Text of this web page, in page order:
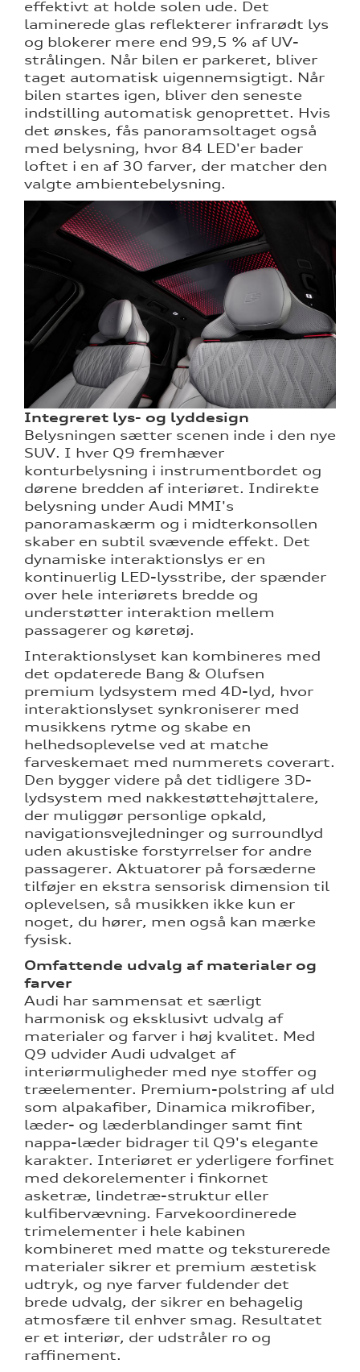
effektivt at holde solen ude. Det
laminerede glas reflekterer infrarødt lys
og blokerer mere end 99,5 % af UV-
strålingen. Når bilen er parkeret, bliver
taget automatisk uigennemsigtigt. Når
bilen startes igen, bliver den seneste
indstilling automatisk genoprettet. Hvis
det ønskes, fås panoramsoltaget også
med belysning, hvor 84 LED'er bader
loftet i en af 30 farver, der matcher den
valgte ambientebelysning.
Integreret lys- og lyddesign
Belysningen sætter scenen inde i den nye
SUV. I hver Q9 fremhæver
konturbelysning i instrumentbordet og
dørene bredden af interiøret. Indirekte
belysning under Audi MMI's
panoramaskærm og i midterkonsollen
skaber en subtil svævende effekt. Det
dynamiske interaktionslys er en
kontinuerlig LED-lysstribe, der spænder
over hele interiørets bredde og
understøtter interaktion mellem
passagerer og køretøj.
Interaktionslyset kan kombineres med
det opdaterede Bang & Olufsen
premium lydsystem med 4D-lyd, hvor
interaktionslyset synkroniserer med
musikkens rytme og skabe en
helhedsoplevelse ved at matche
farveskemaet med nummerets coverart.
Den bygger videre på det tidligere 3D-
lydsystem med nakkestøttehøjttalere,
der muliggør personlige opkald,
navigationsvejledninger og surroundlyd
uden akustiske forstyrrelser for andre
passagerer. Aktuatorer på forsæderne
tilføjer en ekstra sensorisk dimension til
oplevelsen, så musikken ikke kun er
noget, du hører, men også kan mærke
fysisk.
Omfattende udvalg af materialer og
farver
Audi har sammensat et særligt
harmonisk og eksklusivt udvalg af
materialer og farver i høj kvalitet. Med
Q9 udvider Audi udvalget af
interiørmuligheder med nye stoffer og
træelementer. Premium-polstring af uld
som alpakafiber, Dinamica mikrofiber,
læder- og læderblandinger samt fint
nappa-læder bidrager til Q9's elegante
karakter. Interiøret er yderligere forfinet
med dekorelementer i finkornet
asketræ, lindetræ-struktur eller
kulfibervævning. Farvekoordinerede
trimelementer i hele kabinen
kombineret med matte og teksturerede
materialer sikrer et premium æstetisk
udtryk, og nye farver fuldender det
brede udvalg, der sikrer en behagelig
atmosfære til enhver smag. Resultatet
er et interiør, der udstråler ro og
raffinement.